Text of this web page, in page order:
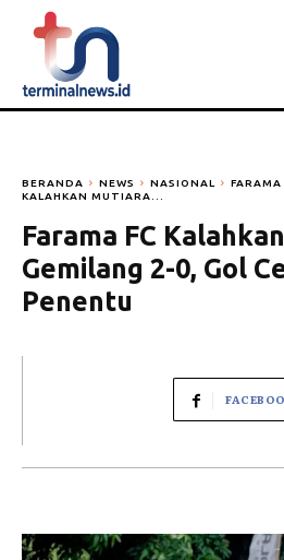
BERANDA NEWS NASIONAL
FARAMA
KALAHKAN MUTIARA...
Farama FC
Gemilang 2-0, Gol
Penentu